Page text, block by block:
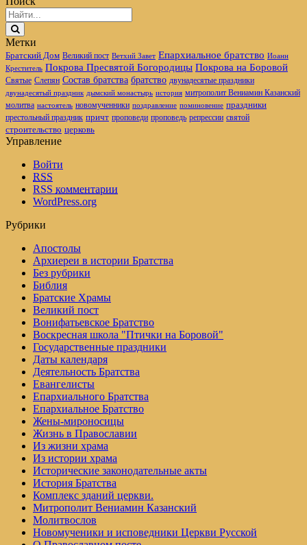
Метки
Братский Дом Великий пост Ветхий Завет Епархиальное братство Иоанн
Креститель Покрова Пресвятой Богородицы Покрова на Боровой
Святые Слепян Состав братства братство двунадесятые праздники
двунадесятый праздник дымский монастырь история митрополит Вениамин Казанский
молитва настоятель новомученники поздравление поминовение праздники
престольный праздник причт проповеди проповедь репрессии святой
строительство церковь
Управление
Войти
RSS
RSS комментарии
WordPress.org
Рубрики
Апостолы
Архиереи в истории Братства
Без рубрики
Библия
Братские Храмы
Великий пост
Вонифатьевское Братство
Воскресная школа "Птички на Боровой"
Государственные праздники
Даты календаря
Деятельность Братства
Евангелисты
Епархиального Братства
Епархиальное Братство
Жены-мироносицы
Жизнь в Православии
Из жизни храма
Из истории храма
Исторические законодательные акты
История Братства
Комплекс зданий церкви.
Митрополит Вениамин Казанский
Молитвослов
Но­во­му­че­ни­ки и ис­по­вед­ни­ки Церк­ви Рус­ской